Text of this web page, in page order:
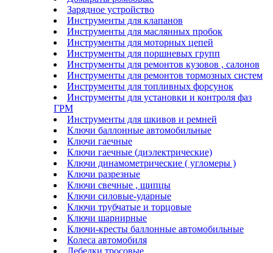
Зарядное устройство
Инструменты для клапанов
Инструменты для маслянных пробок
Инструменты для моторных цепей
Инструменты для поршневых групп
Инструменты для ремонтов кузовов , салонов
Инструменты для ремонтов тормозных систем
Инструменты для топливных форсунок
Инструменты для установки и контроля фаз
ГРМ
Инструменты для шкивов и ремней
Ключи баллонные автомобильные
Ключи гаечные
Ключи гаечные (диэлектрические)
Ключи динамометрические ( угломеры )
Ключи разрезные
Ключи свечные , щипцы
Ключи силовые-ударные
Ключи трубчатые и торцовые
Ключи шарнирные
Ключи-кресты баллонные автомобильные
Колеса автомобиля
Лебедки тросовые